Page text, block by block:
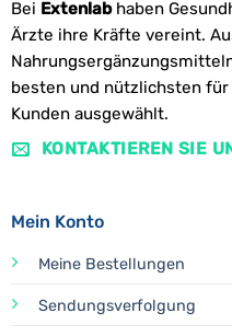
Bei Extenlabhaben
Ärzte ihre Kräfte vereint.
besten und nützlichsten
Kunden ausgewählt.
KONTAKTIEREN SIE
Mein Konto
Meine Bestellungen
Sendungsverfolgung